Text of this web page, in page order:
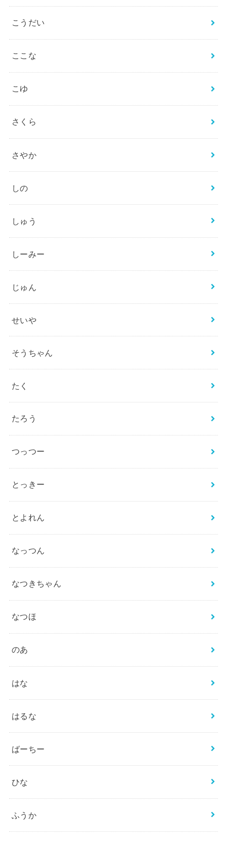
こうだい
ここな
こゆ
さくら
さやか
しの
しゅう
しーみー
じゅん
せいや
そうちゃん
たく
たろう
つっつー
とっきー
とよれん
なっつん
なつきちゃん
なつほ
のあ
はな
はるな
ばーちー
ひな
ふうか